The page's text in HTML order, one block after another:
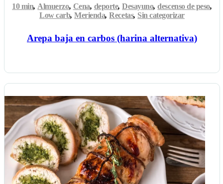
Arepa baja en carbos (harina alternativa)
10 min, Almuerzo, Cena, deporte,Desayuno,descenso de peso,
Low carb,Merienda,Recetas, Sin categorizar